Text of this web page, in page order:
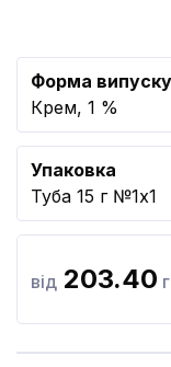
Форма
Крем, 1 %
Упаковка
Туба 15 г №1x1
від 203.40